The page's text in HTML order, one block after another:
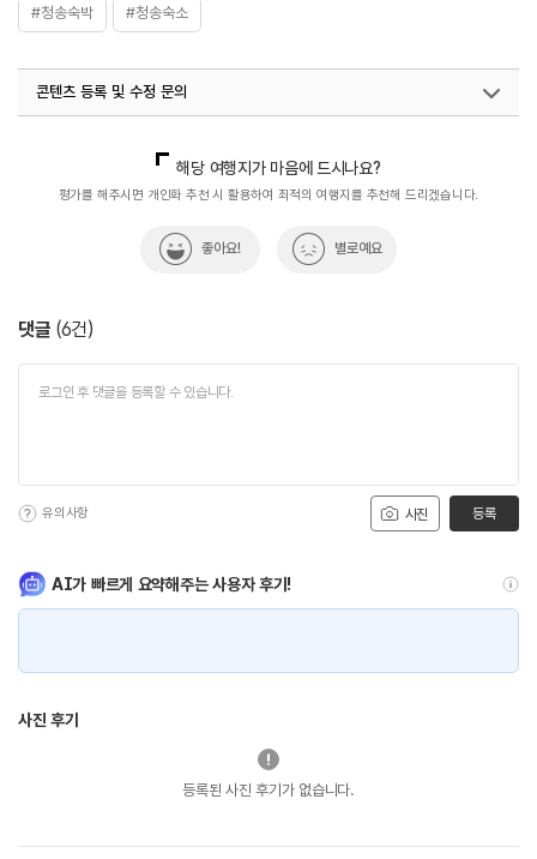
#청송숙박 #청송숙소
콘텐츠 등록 및 수정 문의
해당 여행지가 마음에 드시나요?
평가를 해주시면 개인화 추천 시 활용하여 최적의 여행지를 추천해 드리겠습니다.
좋아요! 별로예요
댓글 (6건)
사진
유의사항 등록
AI가 빠르게 요약해주는 사용자 후기!
사진 후기
등록된 사진 후기가 없습니다.